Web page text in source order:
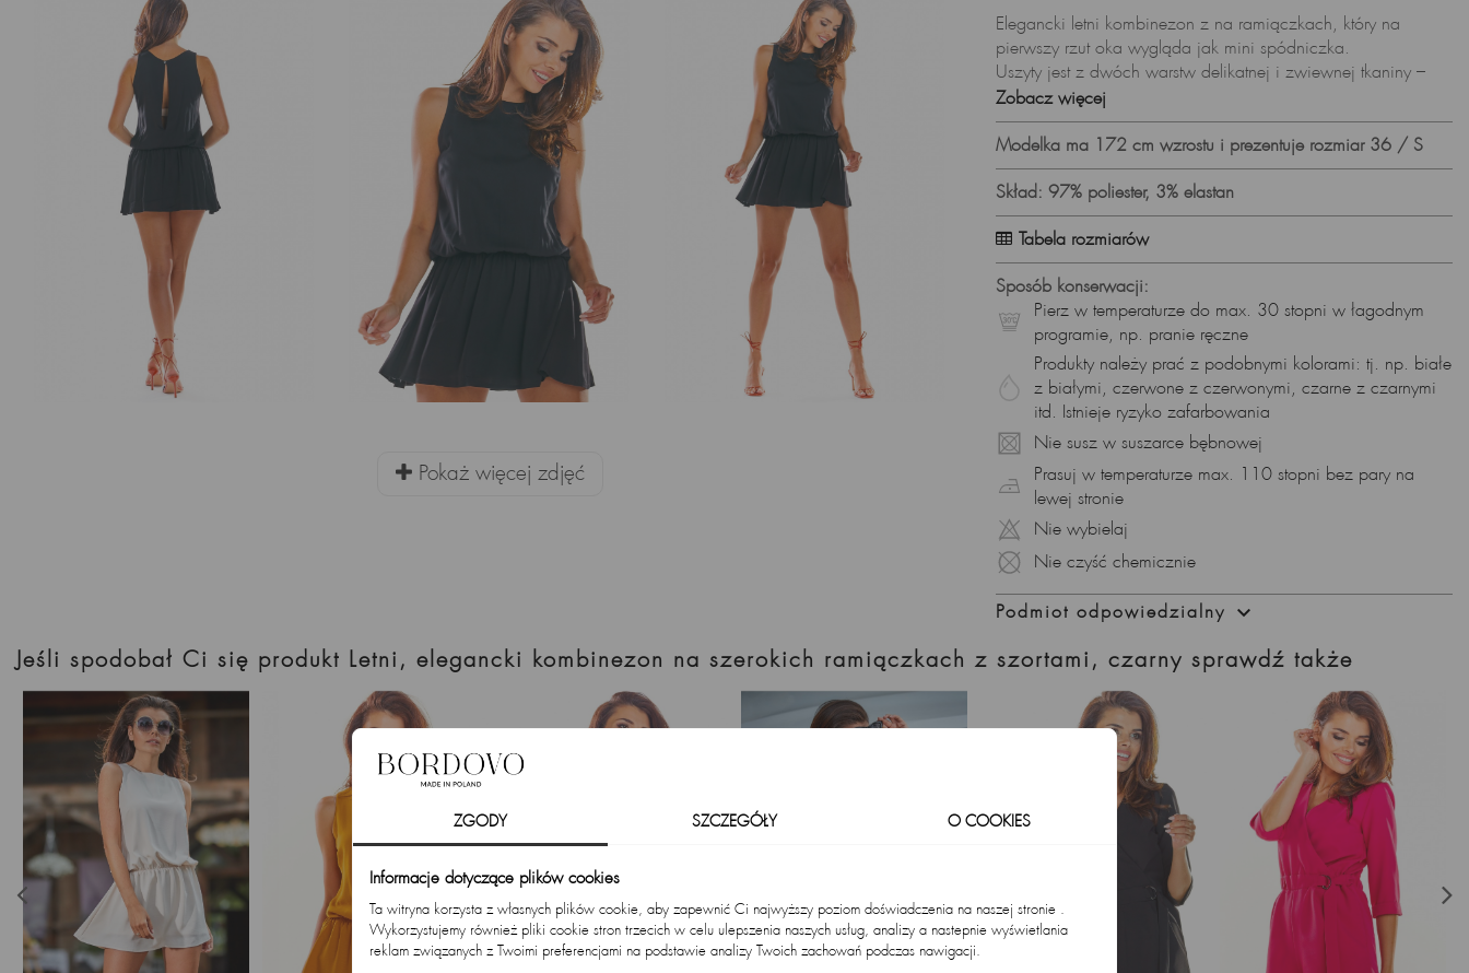
Pokaż więcej zdjęć
Elegancki letni kombinezon z na ramiączkach, który na
pierwszy rzut oka wygląda jak mini spódniczka.
Uszyty jest z dwóch warstw delikatnej i zwiewnej tkaniny –
spodnia to szorty, natomiast wierzchnia warstwa to
spódniczka.
Kombinezon dopasowuje się do sylwetki dzięki gumce w talii.
Z tyłu jest rozcięcie, które w piękny sposób eksponuje plecy.
Kombinezon uszyty z lejącej i delikatnej tkaniny.
Pierz w 30 stopniach w delikatnym detergencie, nie wybielaj,
nie susz w suszarce.
Prasuj w niskiej temperaturze.
Produkt wyprodukowany w Polsce.
Skład surowcowy:
Tkanina: 97% poliester, 3%elastan
Prezentowany rozmiar: 36, wzrost modelki: 172
Zobacz więcej
Modelka ma 172 cm wzrostu i prezentuje rozmiar 36 / S
Skład: 97% poliester, 3% elastan
Tabela rozmiarów
Sposób konserwacji:
Pierz w temperaturze do max. 30 stopni w łagodnym
programie, np. pranie ręczne
Produkty należy prać z podobnymi kolorami: tj. np. białe
z białymi, czerwone z czerwonymi, czarne z czarnymi
itd. Istnieje ryzyko zafarbowania
Nie susz w suszarce bębnowej
Prasuj w temperaturze max. 110 stopni bez pary na
lewej stronie
Nie wybielaj
Nie czyść chemicznie
Podmiot odpowiedzialny 
Jeśli spodobał Ci się produkt Letni, elegancki kombinezon na szerokich ramiączkach z szortami, czarny sprawdź także
ZGODY SZCZEGÓŁY O COOKIES
Informacje dotyczące plików cookies
Ta witryna korzysta z własnych plików cookie, aby zapewnić Ci najwyższy poziom doświadczenia na naszej stronie .
Wykorzystujemy również pliki cookie stron trzecich w celu ulepszenia naszych usług, analizy a nastepnie wyświetlania
reklam związanych z Twoimi preferencjami na podstawie analizy Twoich zachowań podczas nawigacji.